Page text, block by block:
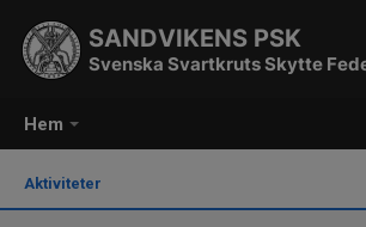
Hem
SANDVIKENS PSK
Svenska Svartkruts Skytte
Aktiviteter